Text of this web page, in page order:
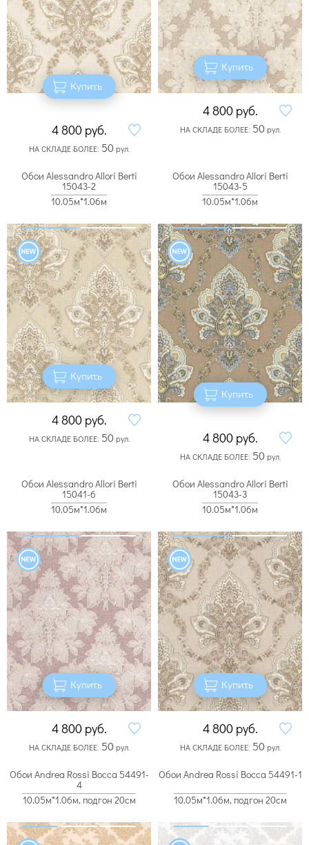
Купить
4 800 руб.
НА СКЛАДЕ БОЛЕЕ: 50рул.
Купить
4 800 руб.
НА СКЛАДЕ БОЛЕЕ: 50рул.
Обои Alessandro Allori Berti
15043-2
10.05м*1.06м
Купить
4 800 руб.
НА СКЛАДЕ БОЛЕЕ: 50рул.
Обои Alessandro Allori Berti
15043-5
10.05м*1.06м
Купить
4 800 руб.
НА СКЛАДЕ БОЛЕЕ: 50рул.
Обои Alessandro Allori Berti
15041-6
10.05м*1.06м
Купить
4 800 руб.
НА СКЛАДЕ БОЛЕЕ: 50рул.
Обои Alessandro Allori Berti
15043-3
10.05м*1.06м
Купить
4 800 руб.
НА СКЛАДЕ БОЛЕЕ: 50рул.
Обои Andrea Rossi Bocca 54491-
4
10.05м*1.06м, подгон 20см
Обои Andrea Rossi Bocca 54491-1
10.05м*1.06м, подгон 20см